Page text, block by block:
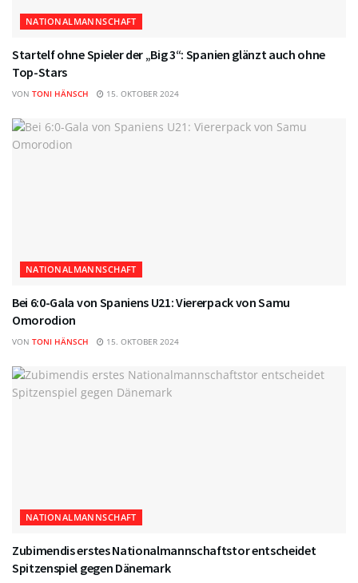
NATIONALMANNSCHAFT
Startelf ohne Spieler der „Big 3“: Spanien glänzt auch ohne
Top-Stars
VON TONI HÄNSCH 15. OKTOBER 2024
NATIONALMANNSCHAFT
Bei 6:0-Gala von Spaniens U21: Viererpack von Samu
Omorodion
VON TONI HÄNSCH 15. OKTOBER 2024
NATIONALMANNSCHAFT
Zubimendis erstes Nationalmannschaftstor entscheidet
Spitzenspiel gegen Dänemark